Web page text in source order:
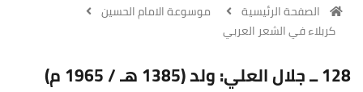
الصفحة الرئيسية
موسوعة الامام الحسين
كربلاء في الشعر العربي
128 ــ جلال العلي: ولد (1385 هـ / 1965 م)